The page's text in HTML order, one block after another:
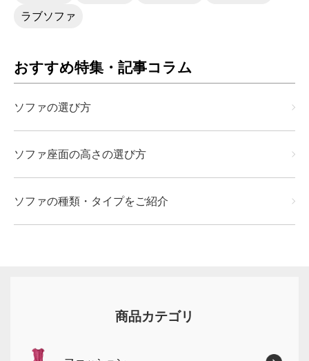
ラブソファ
おすすめ特集・記事コラム
ソファの選び方
ソファ座面の高さの選び方
ソファの種類・タイプをご紹介
商品カテゴリ